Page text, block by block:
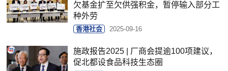
欠基金扩至欠供强积金，暂停输入部分工
种外劳
香港社会 2025-09-16
施政报告2025 | 厂商会提逾100项建议，
促北都设食品科技生态圈